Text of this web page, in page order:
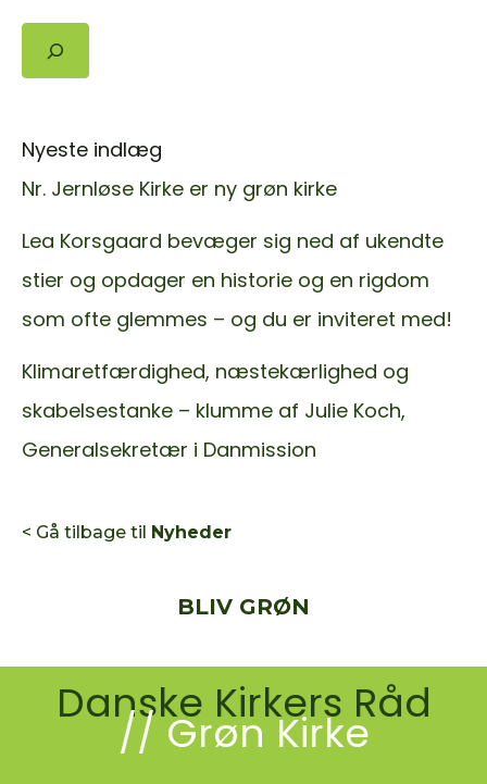
Søg
Nyeste indlæg
Nr. Jernløse Kirke er ny grøn kirke
Lea Korsgaard bevæger sig ned af ukendte
stier og opdager en historie og en rigdom
som ofte glemmes – og du er inviteret med!
Klimaretfærdighed, næstekærlighed og
skabelsestanke – klumme af Julie Koch,
Generalsekretær i Danmission
< Gå tilbage til Nyheder
BLIV GRØN
Danske Kirkers Råd
// Grøn Kirke